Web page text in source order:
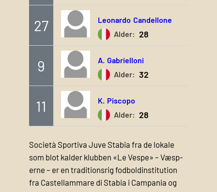
27 Leonardo Candellone
Alder: 28
9 A. Gabrielloni
Alder: 32
11 K. Piscopo
Alder: 28
Società Sportiva Juve Stabia fra de lokale
som blot kalder klubben «Le Vespe» – Væ­sp­
erne – er en traditionsrig fodboldinstitution
fra Castellammare di Stabia i Campania og